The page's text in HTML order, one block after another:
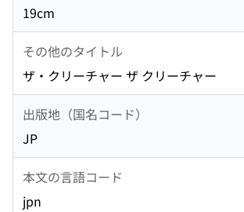
19cm
その他のタイトル
ザ・クリーチャー ザ クリーチャー
出版地（国名コード）
JP
本文の言語コード
jpn